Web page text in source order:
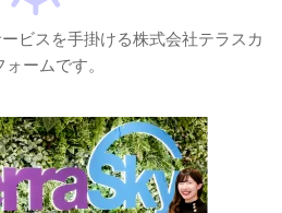
ビスを手掛ける株式会社テラスカ
ームです。